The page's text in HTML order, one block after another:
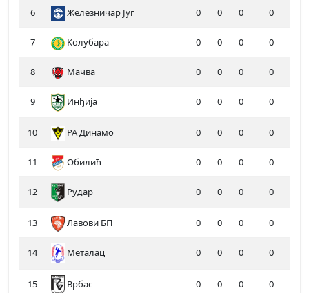
6 Железничар Југ 0 0 0 0
7 Колубара 0 0 0 0
8 Мачва 0 0 0 0
9 Инђија 0 0 0 0
10 РА Динамо 0 0 0 0
11 Обилић 0 0 0 0
12 Рудар 0 0 0 0
13 Лавови БП 0 0 0 0
14 Металац 0 0 0 0
15 Врбас 0 0 0 0